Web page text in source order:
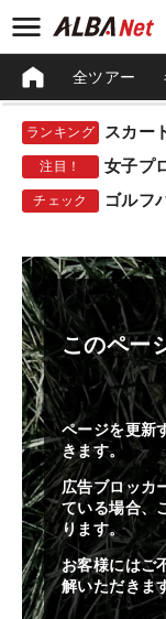
全ツアー
ランキング スカー
注目！
チェック
このペー
ページを更新
きます。
広告ブロッカ
ている場合、
ります。
お客様にはご
解いただきま